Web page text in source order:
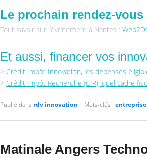
Le prochain rendez-
Tout savoir sur l’événement à Nantes :
Et aussi, financer vos
> Crédit Impôt Innovation, les dépenses
> Crédit Impôt Recherche (CIR), quel cadre
Publié dans rdv innovation | Mots-clés :
Matinale Angers